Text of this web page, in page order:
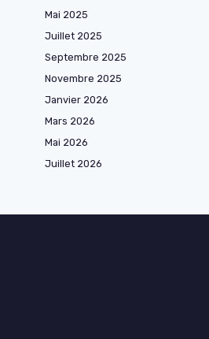
Mai 2025
Juillet 2025
Septembre 2025
Novembre 2025
Janvier 2026
Mars 2026
Mai 2026
Juillet 2026